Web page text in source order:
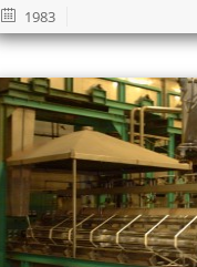
1983